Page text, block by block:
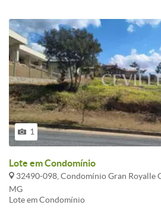
1
Lote em Condomínio
32490-098, Condomínio Gran Royalle
MG
Lote em Condomínio